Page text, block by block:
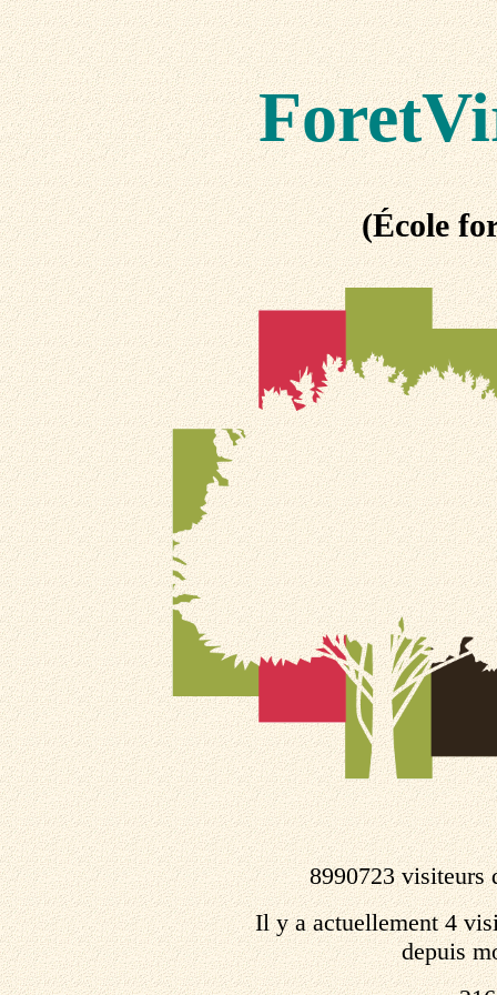
(École
8990723 visiteurs
Il y a actuellement 4
depuis